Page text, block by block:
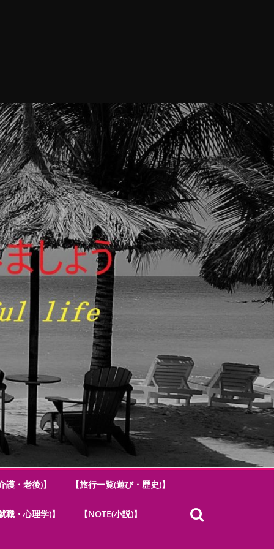
護・老後)】 【旅行一覧(遊び・歴史)】
職・心理学)】 【NOTE(小説)】